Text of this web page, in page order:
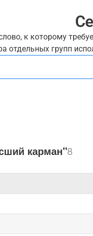
к которому
отдельных групп
карман"8